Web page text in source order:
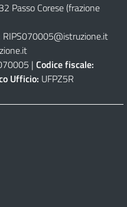
Passo Corese (frazione
RIPS070005@istruzione.it
| Codice fiscale:
Ufficio: UFPZ5R